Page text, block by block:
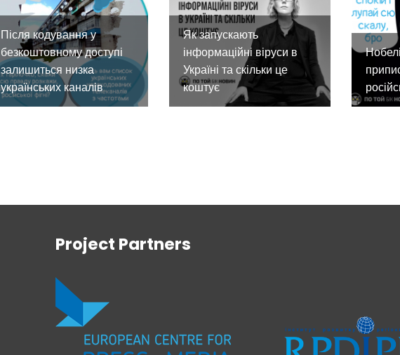
Після кодування у
безкоштовному доступі
залишиться низка
українських каналів
Як запускають
інформаційні віруси в
Україні та скільки це
коштує
Project Partners